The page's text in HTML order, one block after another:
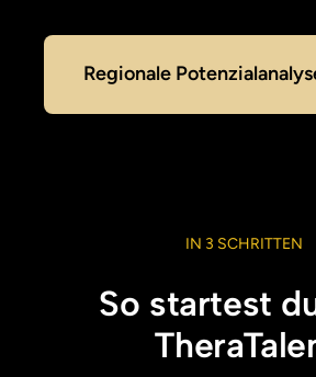
Regionale
IN 3 SCHRITTEN
So startest